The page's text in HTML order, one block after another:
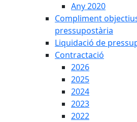
Any 2020
Compliment
pressupostària
Liquidació de
Contractació
2026
2025
2024
2023
2022